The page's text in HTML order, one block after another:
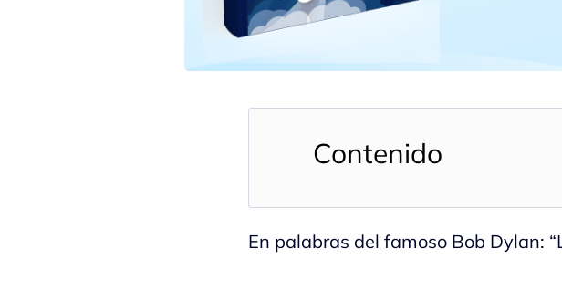
Contenido
En palabras del famoso Bob Dylan: